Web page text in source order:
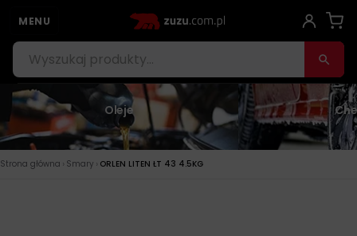
MENU
Oleje
Strona główna › Smary › ORLEN LITEN ŁT 43 4.5KG